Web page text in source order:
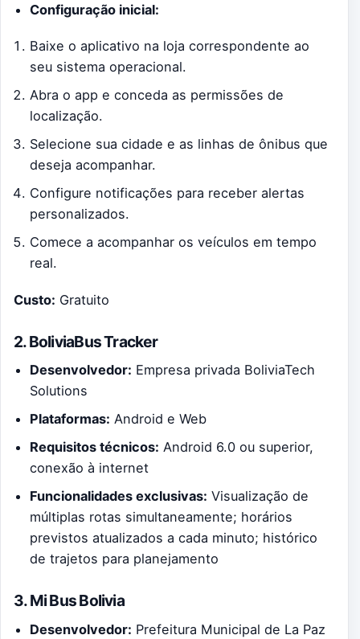
Configuração inicial:
Baixe o aplicativo na loja correspondente ao
seu sistema operacional.
Abra o app e conceda as permissões de
localização.
Selecione sua cidade e as linhas de ônibus que
deseja acompanhar.
Configure notificações para receber alertas
personalizados.
Comece a acompanhar os veículos em tempo
real.
Custo: Gratuito
2. BoliviaBus Tracker
Desenvolvedor: Empresa privada BoliviaTech
Solutions
Plataformas: Android e Web
Requisitos técnicos: Android 6.0 ou superior,
conexão à internet
Funcionalidades exclusivas: Visualização de
múltiplas rotas simultaneamente; horários
previstos atualizados a cada minuto; histórico
de trajetos para planejamento
3. Mi Bus Bolivia
Desenvolvedor: Prefeitura Municipal de La Paz